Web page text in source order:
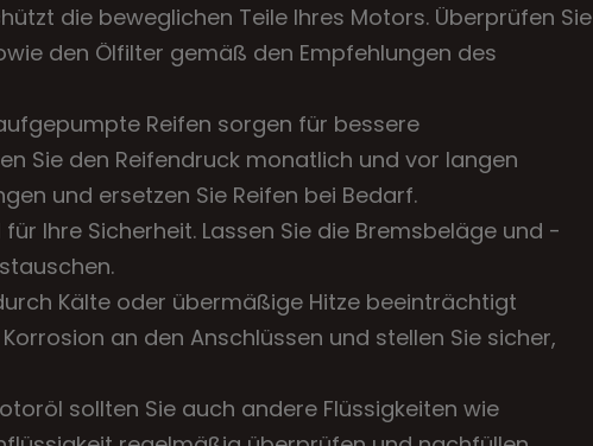
die beweglichen Teile Ihres Motors. Überprüfen Sie
den Ölfilter gemäß den Empfehlungen des
Reifen sorgen für bessere
Sie den Reifendruck monatlich und vor langen
und ersetzen Sie Reifen bei Bedarf.
Ihre Sicherheit. Lassen Sie die Bremsbeläge und -
Kälte oder übermäßige Hitze beeinträchtigt
an den Anschlüssen und stellen Sie sicher,
sollten Sie auch andere Flüssigkeiten wie